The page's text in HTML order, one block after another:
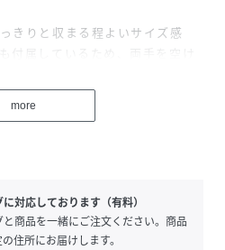
きりと収まる程よいサイズ感
付属しているため、両手を空け
お買い物、ちょっとしたお出か
。
more
対応しております（有料）
商品を一緒にご注文ください。商品
住所にお届けします。